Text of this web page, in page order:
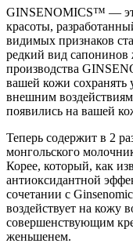
GINSENOMICS™ —
красоты,
видимых признаков
редкий вид сапонинов
производства
вашей кожи сохранять
внешним
появились на вашей
Теперь содержит в 2
монгольского
Корее, который, как
антиоксидантной
сочетании с
воздействует на кожу
совершенствующим
женьшенем.